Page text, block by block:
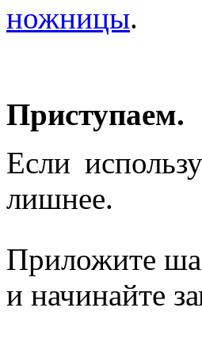
ножницы.
Приступаем.
Если
лишнее.
Приложите
и начинайте